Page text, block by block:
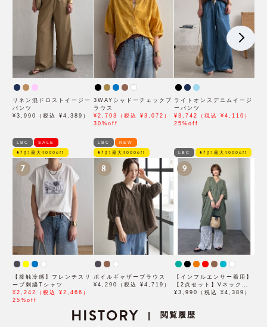
リネン混ドロストイージー
パンツ
¥3,990（税込 ¥4,389）
3WAYシャドーチェックブ
ラウス
¥2,793（税込 ¥3,072）
30%off
ライトオンスデニムイージ
ーパンツ
¥3,742（税込 ¥4,116）
25%off
LBC SALE
ﾓｱｵﾌ最大4000off
7
【接触冷感】フレンチスリ
ーブ刺繍Tシャツ
¥2,242（税込 ¥2,466）
25%off
LBC NEW
ﾓｱｵﾌ最大4000off
8
ボイルギャザーブラウス
¥4,290（税込 ¥4,719）
LBC ﾓｱｵﾌ最大4000off
9
【インフルエンサー着用】
【2点セット】Vネックピ
ンタックセットワンピース
¥3,990（税込 ¥4,389）
HISTORY | 閲覧履歴